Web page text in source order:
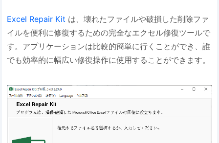
Excel Repair Kit は、壊れたファイルや破損した削除ファ
イルを便利に修復するための完全なエクセル修復ツールで
す。アプリケーションは比較的簡単に行くことができ、誰
でも効率的に幅広い修復操作に使用することができます。